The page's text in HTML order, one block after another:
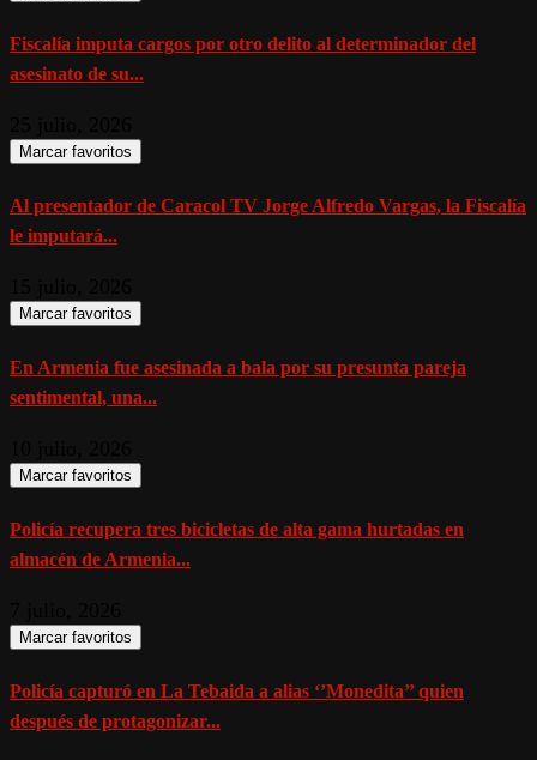
Fiscalía imputa cargos por otro delito al determinador del
asesinato de su...
Marcar favoritos
Al presentador de Caracol TV Jorge Alfredo Vargas, la Fiscalía
le imputará...
Marcar favoritos
En Armenia fue asesinada a bala por su presunta pareja
sentimental, una...
Marcar favoritos
Policía recupera tres bicicletas de alta gama hurtadas en
almacén de Armenia...
Marcar favoritos
Policía capturó en La Tebaida a alias ‘’Monedita’’ quien
después de protagonizar...